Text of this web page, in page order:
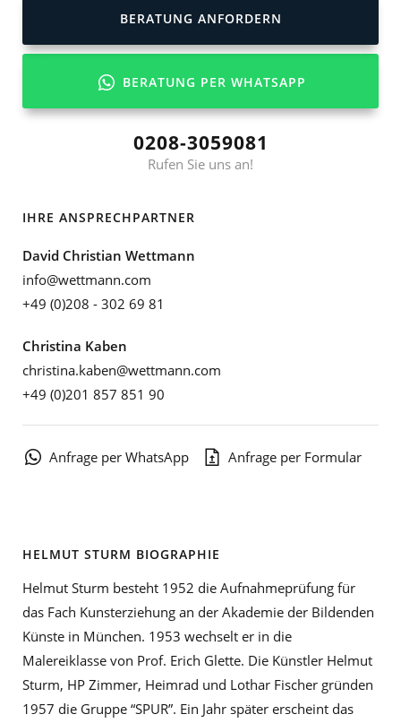
BERATUNG ANFORDERN
BERATUNG PER WHATSAPP
0208-3059081
Rufen Sie uns an!
IHRE ANSPRECHPARTNER
David Christian Wettmann
info@wettmann.com
+49 (0)208 - 302 69 81
Christina Kaben
christina.kaben@wettmann.com
+49 (0)201 857 851 90
Anfrage per WhatsApp Anfrage per Formular
HELMUT STURM BIOGRAPHIE
Helmut Sturm besteht 1952 die Aufnahmeprüfung für
das Fach Kunsterziehung an der Akademie der Bildenden
Künste in München. 1953 wechselt er in die
Malereiklasse von Prof. Erich Glette. Die Künstler Helmut
Sturm, HP Zimmer, Heimrad und Lothar Fischer gründen
1957 die Gruppe “SPUR”. Ein Jahr später erscheint das